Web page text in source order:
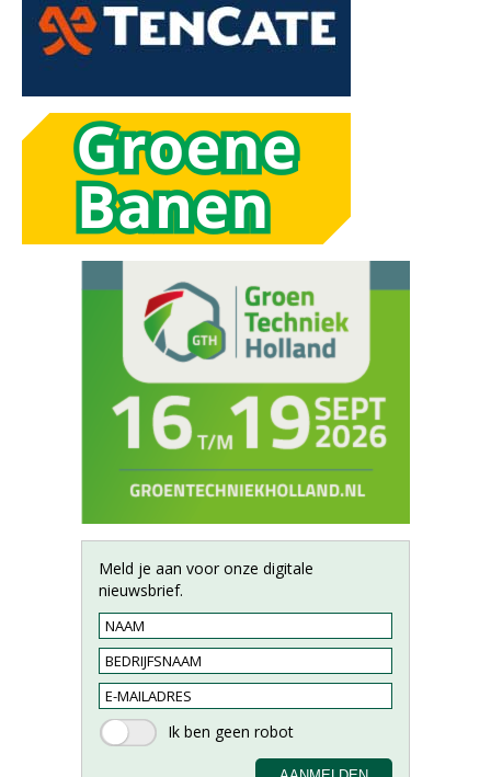
Meld je aan voor onze digitale
nieuwsbrief.